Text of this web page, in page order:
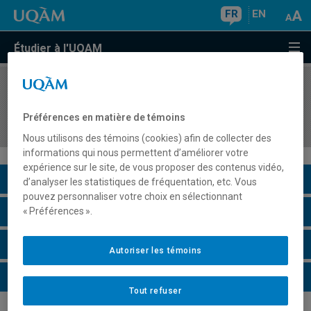
FR EN
Étudier à l'UQAM
COURS//
adaptation scolaire et sociale
Description du cours
Horaire - Été 2026
Horaire - Automne 2026
Horaire - Hiver 2027
Préférences en matière de témoins
Nous utilisons des témoins (cookies) afin de collecter des
informations qui nous permettent d’améliorer votre
expérience sur le site, de vous proposer des contenus vidéo,
d’analyser les statistiques de fréquentation, etc. Vous
pouvez personnaliser votre choix en sélectionnant
« Préférences ».
Tout refuser
Autoriser les témoins